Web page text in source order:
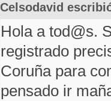
Celsodavid
Hola a tod@s.
registrado
Coruña para
pensado ir